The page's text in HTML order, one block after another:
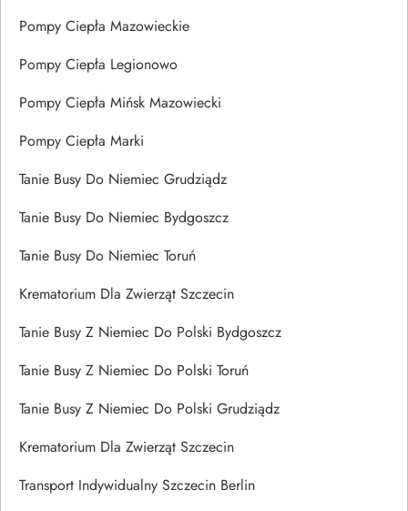
Pompy Ciepła Mazowieckie
Pompy Ciepła Legionowo
Pompy Ciepła Mińsk Mazowiecki
Pompy Ciepła Marki
Tanie Busy Do Niemiec Grudziądz
Tanie Busy Do Niemiec Bydgoszcz
Tanie Busy Do Niemiec Toruń
Krematorium Dla Zwierząt Szczecin
Tanie Busy Z Niemiec Do Polski Bydgoszcz
Tanie Busy Z Niemiec Do Polski Toruń
Tanie Busy Z Niemiec Do Polski Grudziądz
Krematorium Dla Zwierząt Szczecin
Transport Indywidualny Szczecin Berlin